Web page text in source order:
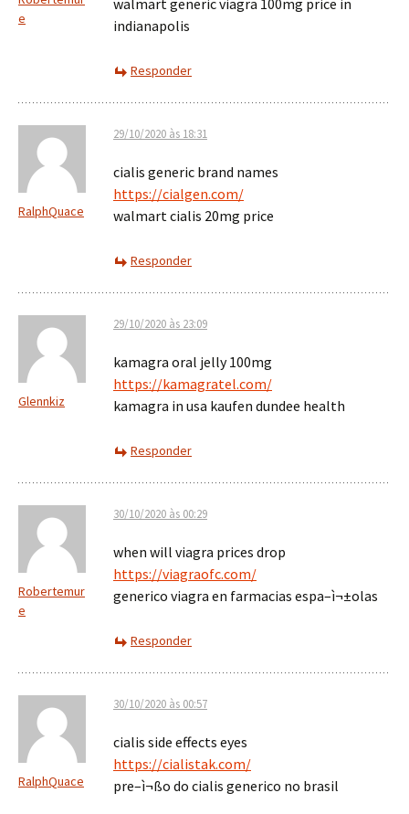
e
walmart generic viagra 100mg price in
indianapolis
Responder
RalphQuace
29/10/2020 às 18:31
cialis generic brand names
https://cialgen.com/
walmart cialis 20mg price
Responder
Glennkiz
29/10/2020 às 23:09
kamagra oral jelly 100mg
https://kamagratel.com/
kamagra in usa kaufen dundee health
Responder
Robertemur
e
30/10/2020 às 00:29
when will viagra prices drop
https://viagraofc.com/
generico viagra en farmacias espa–ì¬±olas
Responder
RalphQuace
30/10/2020 às 00:57
cialis side effects eyes
https://cialistak.com/
pre–ì¬ßo do cialis generico no brasil